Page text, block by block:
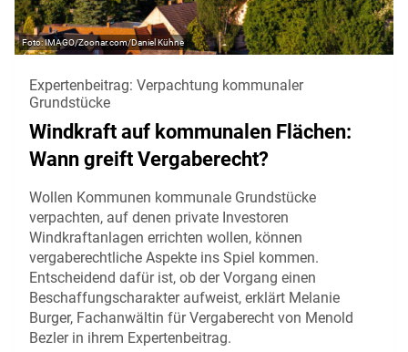
IMAGO/Zoonar.com/Daniel Kühne
Expertenbeitrag: Verpachtung kommunaler
Grundstücke
Windkraft auf kommunalen Flächen:
Wann greift Vergaberecht?
Wollen Kommunen kommunale Grundstücke
verpachten, auf denen private Investoren
Windkraftanlagen errichten wollen, können
vergaberechtliche Aspekte ins Spiel kommen.
Entscheidend dafür ist, ob der Vorgang einen
Beschaffungscharakter aufweist, erklärt Melanie
Burger, Fachanwältin für Vergaberecht von Menold
Bezler in ihrem Expertenbeitrag.